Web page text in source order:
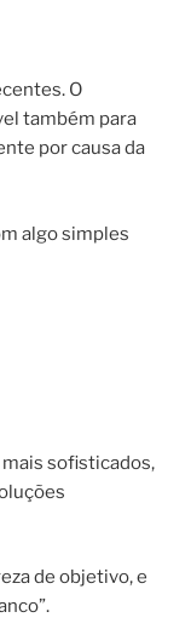
O
também para
por causa da
algo simples
sofisticados,
de objetivo, e